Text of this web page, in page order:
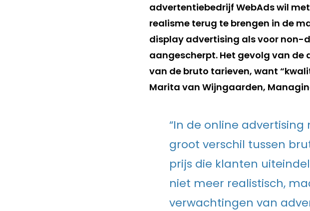
advertentiebedrijf WebAds wil
realisme terug te brengen in de
display advertising als voor non-
aangescherpt. Het gevolg van de
van de bruto tarieven, want
Marita van Wijngaarden,
“In de online
groot verschil tussen
prijs die klanten
niet meer realistisch,
verwachtingen van